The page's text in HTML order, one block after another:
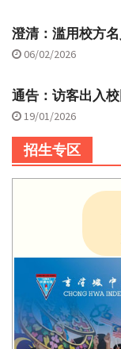
澄清：滥用校方
06/02/2026
通告：访客出入
19/01/2026
招生专区